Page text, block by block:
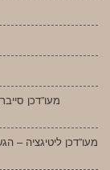
מעו”דכן
מעו”דכן ליטיגציה